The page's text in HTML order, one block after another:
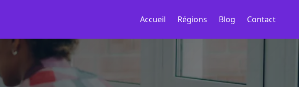
Accueil Régions Blog Contact